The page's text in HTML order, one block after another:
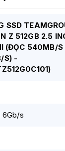
SSD
Z 512GB 2.5
(ĐỌC 540MB/S
S) -
6Gb/s